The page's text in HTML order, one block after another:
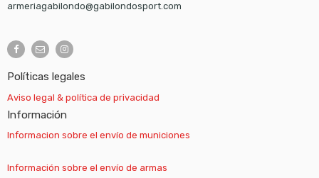
armeriagabilondo@gabilondosport.com
Políticas legales
Aviso legal & política de privacidad
Información
Informacion sobre el envío de municiones
Información sobre el envío de armas